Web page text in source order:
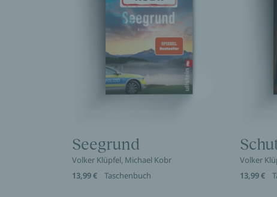
Seegrund
Volker Klüpfel, Michael Kobr
13,99 €
Taschenbuch
Volker
13,99 €